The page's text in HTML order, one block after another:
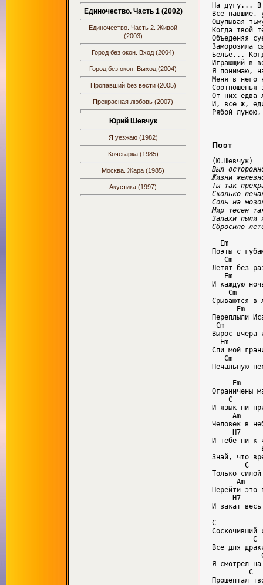
Единочество. Часть 1 (2002)
Единочество. Часть 2. Живой
(2003)
Город без окон. Вход (2004)
Город без окон. Выход (2004)
Пропавший без вести (2005)
Прекрасная любовь (2007)
Юрий Шевчук
Я уезжаю (1982)
Кочегарка (1985)
Москва. Жара (1985)
Акустика (1997)
На дугу... В
Все павшие,
Ощупывая
Когда твой
Объеденяя
Заморозила
Белье...
Играющий в
Я понимаю,
Меня в него
Соотношенья
От них едва
И, все ж,
Поэт
Выл
Жизни
Ты так
Сколько
Соль на
Мир тесен
Запахи пыли
Сбросило
  Em
Поэты с
   Cm
Летят без
   Em
И каждую
    Cm
Срываются в
      Em
Переплыли
Cm
Вырос вчера
  Em
Спи мой
Cm
Печальную
     Em
Ограничены
    C
И язык ни
     Am
Человек в
     H7
И тебе ни к
Знай, что
        C
Только
      Am
Перейти это
     H7
И закат
C
C
Все для
Я смотрел
C
Прошептал